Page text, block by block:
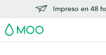
Impreso en 48
MOO